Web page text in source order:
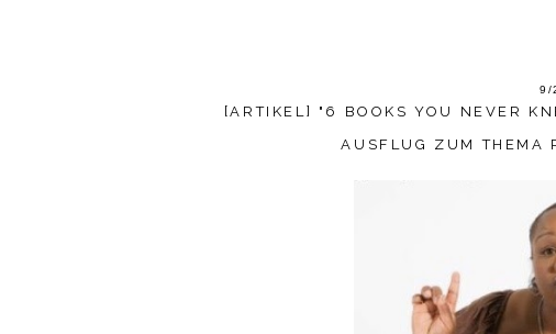
9/
[ARTIKEL] "6 BOOKS YOU NEVER
AUSFLUG ZUM THEMA